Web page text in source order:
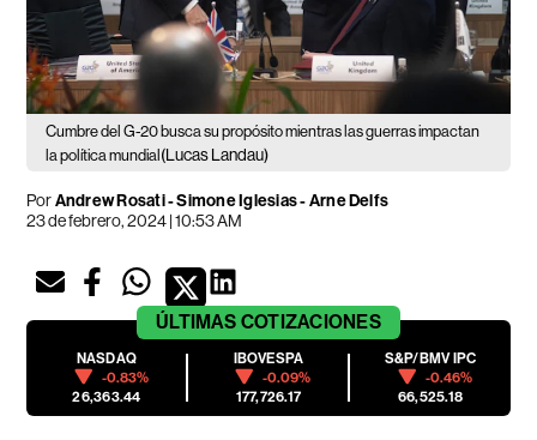
Cumbre del G-20 busca su propósito mientras las guerras impactan
la política mundial (Lucas Landau)
PorAndrew Rosati - Simone Iglesias - Arne Delfs
23 de febrero, 2024 | 10:53 AM
ÚLTIMAS COTIZACIONES
NASDAQ
-0.83%
26,363.44
IBOVESPA
-0.09%
177,726.17
S&P/BMV IPC
-0.46%
66,525.18